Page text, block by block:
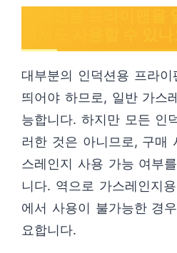
대부분의 인덕션용 프라
띄어야 하므로, 일반 가스
능합니다. 하지만 모든 인
러한 것은 아니므로, 구매
스레인지 사용 가능 여부
니다. 역으로 가스레인지
에서 사용이 불가능한 경
요합니다.